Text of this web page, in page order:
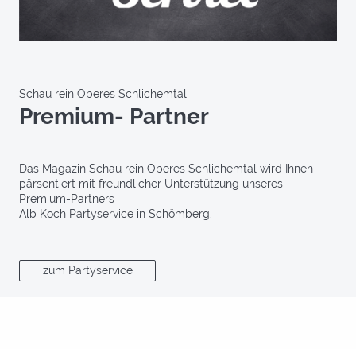
Schau rein Oberes Schlichemtal
Premium- Partner
Das Magazin Schau rein Oberes Schlichemtal wird Ihnen
pärsentiert mit freundlicher Unterstützung unseres
Premium-Partners
Alb Koch Partyservice in Schömberg.
zum Partyservice